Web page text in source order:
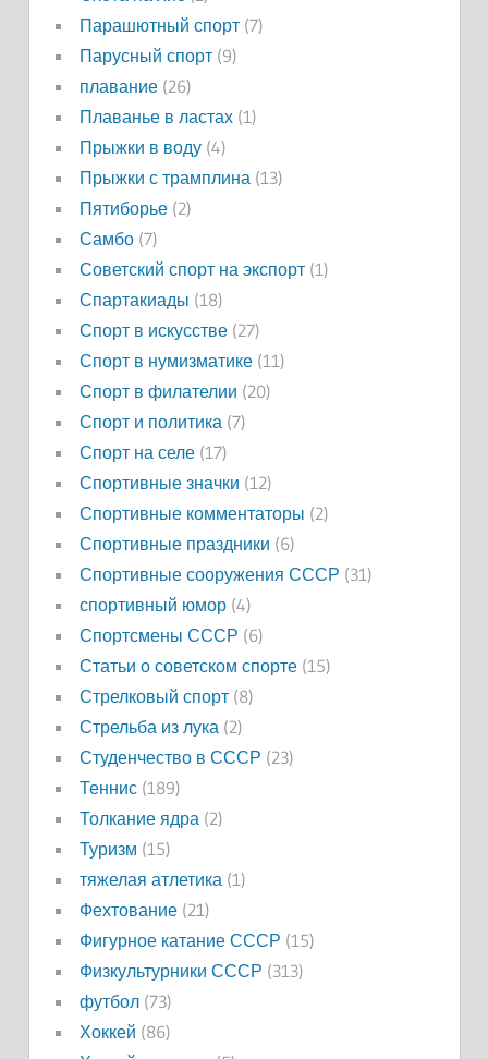
Парашютный спорт(7)
Парусный спорт(9)
плавание(26)
Плаванье в ластах(1)
Прыжки в воду(4)
Прыжки с трамплина(13)
Пятиборье(2)
Самбо(7)
Советский спорт на экспорт(1)
Спартакиады (18)
Спорт в искусстве(27)
Спорт в нумизматике(11)
Спорт в филателии (20)
Спорт и политика(7)
Спорт на селе(17)
Спортивные значки (12)
Спортивные комментаторы (2)
Спортивные праздники (6)
Спортивные сооружения СССР (31)
спортивный юмор(4)
Спортсмены СССР (6)
Статьи о советском спорте(15)
Стрелковый спорт(8)
Стрельба из лука(2)
Студенчество в СССР (23)
Теннис(189)
Толкание ядра(2)
Туризм (15)
тяжелая атлетика(1)
Фехтование(21)
Фигурное катание СССР (15)
Физкультурники СССР (313)
футбол(73)
Хоккей (86)